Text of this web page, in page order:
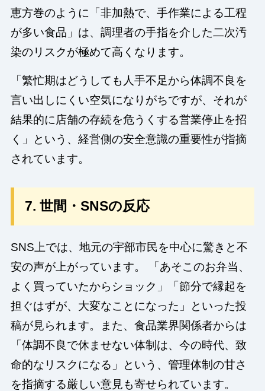
恵方巻のように「非加熱で、手作業による工程
が多い食品」は、調理者の手指を介した二次汚
染のリスクが極めて高くなります。
「繁忙期はどうしても人手不足から体調不良を
言い出しにくい空気になりがちですが、それが
結果的に店舗の存続を危うくする営業停止を招
く」という、経営側の安全意識の重要性が指摘
されています。
7. 世間・SNSの反応
SNS上では、地元の宇部市民を中心に驚きと不
安の声が上がっています。 「あそこのお弁当、
よく買っていたからショック」「節分で縁起を
担ぐはずが、大変なことになった」といった投
稿が見られます。また、食品業界関係者からは
「体調不良で休ませない体制は、今の時代、致
命的なリスクになる」という、管理体制の甘さ
を指摘する厳しい意見も寄せられています。